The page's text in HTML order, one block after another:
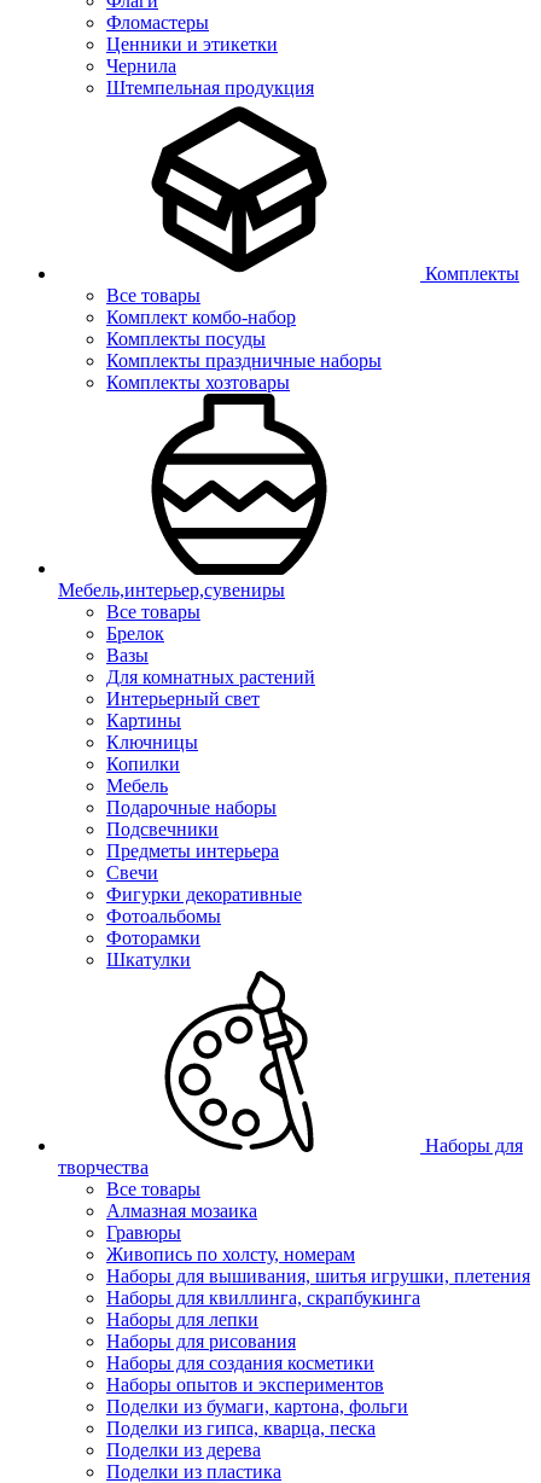
Фломастеры
Ценники и этикетки
Чернила
Штемпельная продукция
Комплекты
Все товары
Комплект комбо-набор
Комплекты посуды
Комплекты праздничные наборы
Комплекты хозтовары
Мебель,интерьер,сувениры
Все товары
Брелок
Вазы
Для комнатных растений
Интерьерный свет
Картины
Ключницы
Копилки
Мебель
Подарочные наборы
Подсвечники
Предметы интерьера
Свечи
Фигурки декоративные
Фотоальбомы
Фоторамки
Шкатулки
Наборы для
творчества
Все товары
Алмазная мозаика
Гравюры
Живопись по холсту, номерам
Наборы для вышивания, шитья игрушки, плетения
Наборы для квиллинга, скрапбукинга
Наборы для лепки
Наборы для рисования
Наборы для создания косметики
Наборы опытов и экспериментов
Поделки из бумаги, картона, фольги
Поделки из гипса, кварца, песка
Поделки из дерева
Поделки из пластика